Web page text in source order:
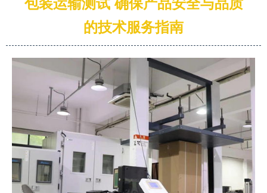
包装运输测试 确保产品安全与品质
的技术服务指南